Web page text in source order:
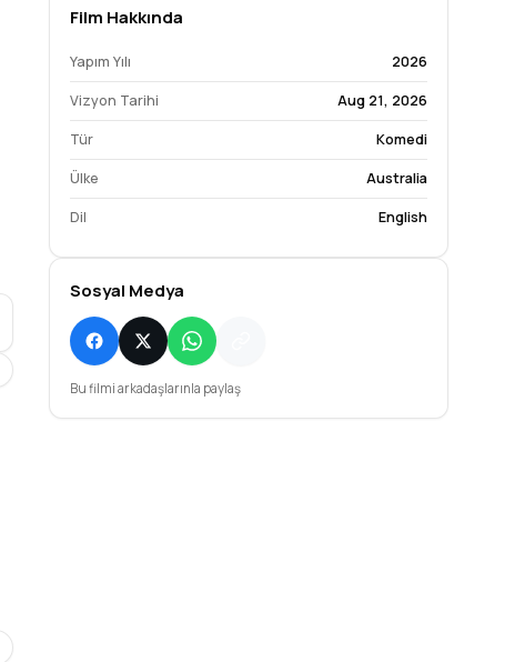
Film Hakkında
Yapım Yılı 2026
Vizyon Tarihi Aug 21, 2026
Tür Komedi
Ülke Australia
Dil English
Sosyal Medya
Bu filmi arkadaşlarınla paylaş